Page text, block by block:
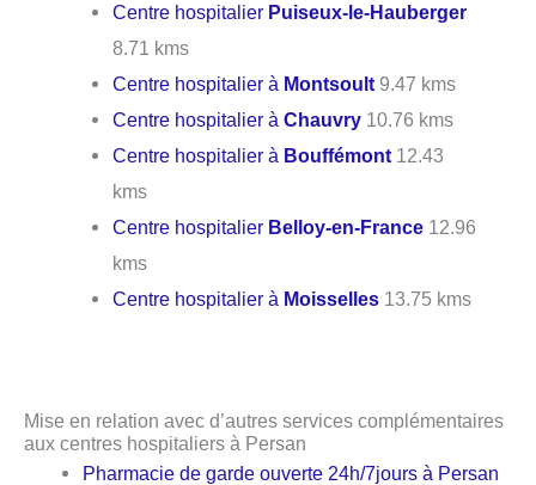
Centre hospitalier Puiseux-le-Hauberger
8.71 kms
Centre hospitalier à Montsoult 9.47 kms
Centre hospitalier àChauvry 10.76 kms
Centre hospitalier à Bouffémont 12.43
kms
Centre hospitalier Belloy-en-France 12.96
kms
Centre hospitalier à Moisselles 13.75 kms
Mise en relation avec d’autres services complémentaires
aux centres hospitaliers à Persan
Pharmacie de garde ouverte 24h/7jours à Persan